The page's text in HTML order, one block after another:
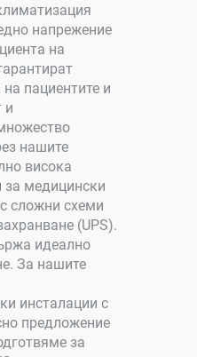
напрежение
на
пациентите и
и
нашите
висока
за медицински
сложни схеми
(UPS).
идеално
За нашите
инсталации с
предложениe
за